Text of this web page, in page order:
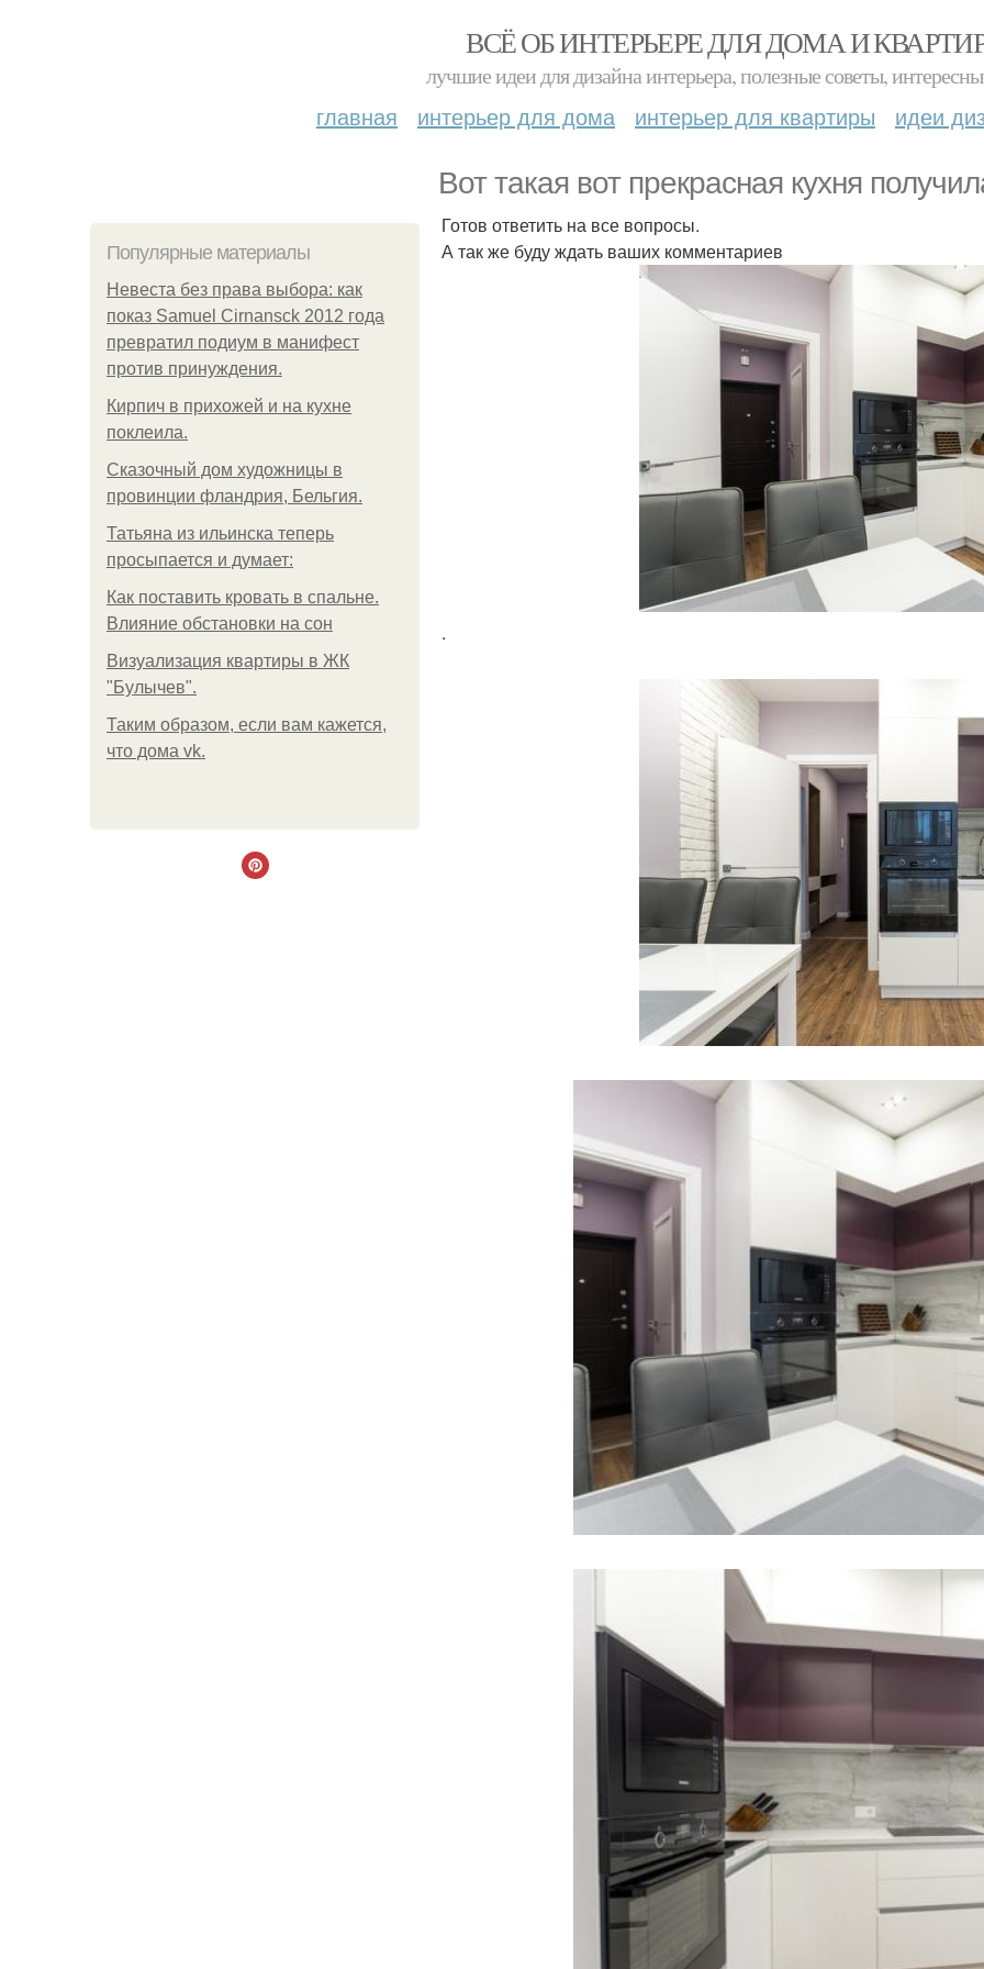
ВСЁ ОБ ИНТЕРЬЕРЕ ДЛЯ ДОМА И
лучшие идеи для дизайна интерьера, полезные советы,
главная интерьер для дома интерьер для квартиры идеи
Вот такая вот прекрасная кухня
Популярные материалы
Невеста без права выбора: как
показ Samuel Cirnansck 2012 года
превратил подиум в манифест
против принуждения.
Кирпич в прихожей и на кухне
поклеила.
Сказочный дом художницы в
провинции фландрия, Бельгия.
Татьяна из ильинска теперь
просыпается и думает:
Как поставить кровать в спальне.
Влияние обстановки на сон
Визуализация квартиры в ЖК
"Булычев".
Таким образом, если вам кажется,
что дома vk.
Готов ответить на все вопросы.
А так же буду ждать ваших комментариев
.